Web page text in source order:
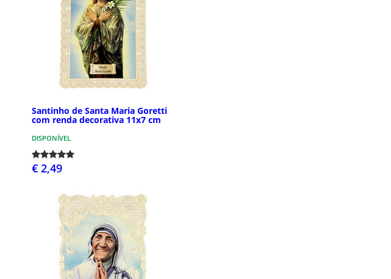
Santinho de Santa Maria Goretti
com renda decorativa 11x7 cm
DISPONÍVEL
€ 2,49